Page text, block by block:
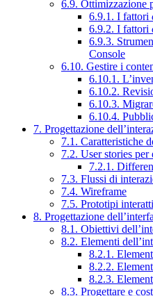
6.9. Ottimizzazione
6.9.1. I fattori
6.9.2. I fattori
6.9.3.
Console
6.10. Gestire i
6.10.1.
6.10.2.
6.10.3.
6.10.4.
7. Progettazione
7.1. Caratteristiche
7.2. User stories
7.2.1.
7.3. Flussi di
7.4. Wireframe
7.5. Prototipi
8. Progettazione
8.1. Obiettivi
8.2. Elementi
8.2.1.
8.2.2.
8.2.3.
8.3. Progettare e